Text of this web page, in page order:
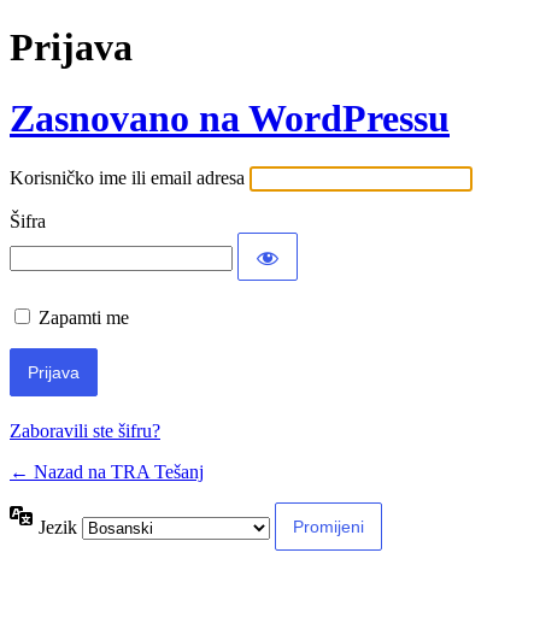
Prijava
Zasnovano na WordPressu
Korisničko ime ili email adresa
Šifra
Zapamti me
Zaboravili ste šifru?
← Nazad na TRA Tešanj
Jezik